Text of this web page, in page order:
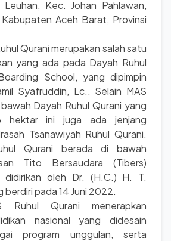
Kec. Johan Pahlawan,
Aceh Barat, Provinsi
Qurani merupakan salah satu
yang ada pada Dayah Ruhul
School, yang dipimpin
Syafruddin, Lc.. Selain MAS
Dayah Ruhul Qurani yang
hektar ini juga ada jenjang
Tsanawiyah Ruhul Qurani.
Qurani berada di bawah
Tito Bersaudara (Tibers)
didirikan oleh Dr. (H.C.) H. T.
berdiri pada 14 Juni 2022.
Ruhul Qurani menerapkan
nasional yang didesain
program unggulan, serta